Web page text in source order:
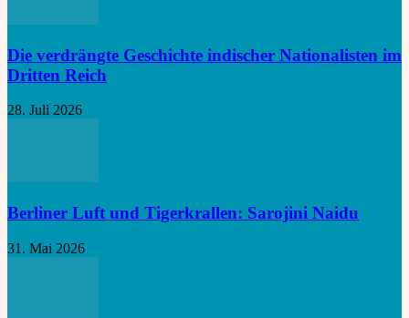
Die verdrängte Geschichte indischer Nationalisten im
Dritten Reich
28. Juli 2026
Berliner Luft und Tigerkrallen: Sarojini Naidu
31. Mai 2026